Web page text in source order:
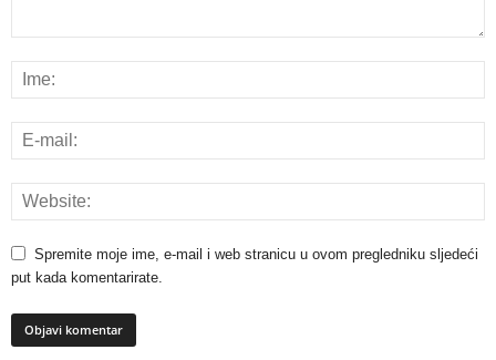
Spremite moje ime, e-mail i web stranicu u ovom pregledniku sljedeći
put kada komentarirate.